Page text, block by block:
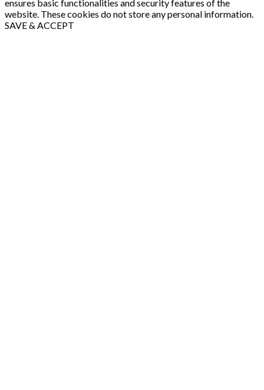
ensures basic functionalities and security features of the
website. These cookies do not store any personal information.
SAVE & ACCEPT